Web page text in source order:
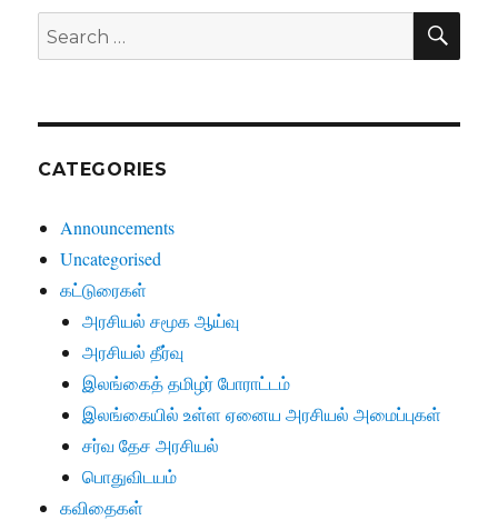
Search
for:
CATEGORIES
Announcements
Uncategorised
கட்டுரைகள்
அரசியல் சமூக ஆய்வு
அரசியல் தீர்வு
இலங்கைத் தமிழர் போராட்டம்
இலங்கையில் உள்ள ஏனைய அரசியல் அமைப்புகள்
சர்வ தேச அரசியல்
பொதுவிடயம்
கவிதைகள்